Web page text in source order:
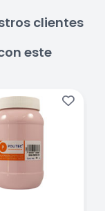
clientes
este